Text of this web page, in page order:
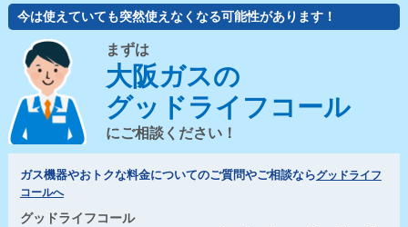
今は使えていても突然使えなくなる可能性があります！
まずは
大阪ガスの
グッドライフコール
にご相談ください！
ガス機器やおトクな料金についてのご質問やご相談ならグッドライフ
コールへ
グッドライフコール